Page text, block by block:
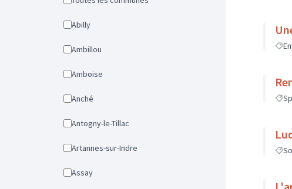
Abilly
Ambillou
Amboise
Anché
Antogny-le-Tillac
Artannes-sur-Indre
Assay